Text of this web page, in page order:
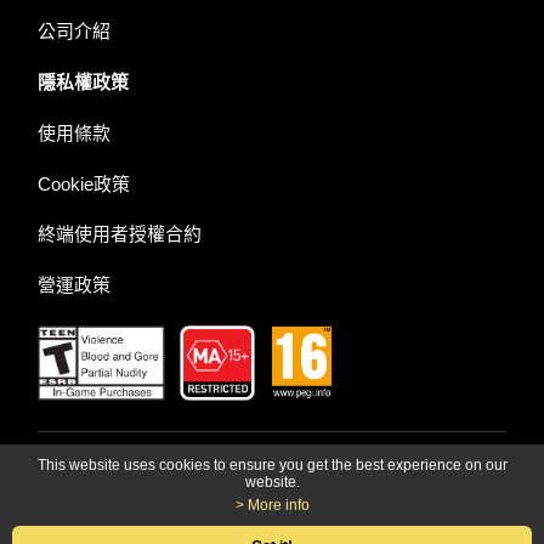
公司介紹
隱私權政策
使用條款
Cookie政策
終端使用者授權合約
營運政策
LINE Games股份有限公司
© LINE Games Corporation. All Rights Reserved.
This website uses cookies to ensure you get the best experience on our
website.
> More info